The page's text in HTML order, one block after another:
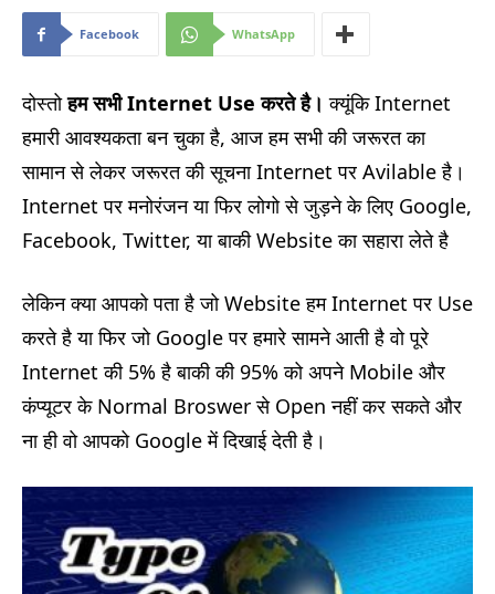
Facebook WhatsApp
दोस्तोहम सभी Internet Use करते है। क्यूंकि Internet
हमारी आवश्यकता बन चुका है, आज हम सभी की जरूरत का
सामान से लेकर जरूरत की सूचना Internet पर Avilable है।
Internet पर मनोरंजन या फिर लोगो से जुड़ने के लिए Google,
Facebook, Twitter, या बाकी Website का सहारा लेते है
लेकिन क्या आपको पता है जो Website हम Internet पर Use
करते है या फिर जो Google पर हमारे सामने आती है वो पूरे
Internet की 5% है बाकी की 95% को अपने Mobile और
कंप्यूटर के Normal Broswer से Open नहीं कर सकते और
ना ही वो आपको Google में दिखाई देती है।